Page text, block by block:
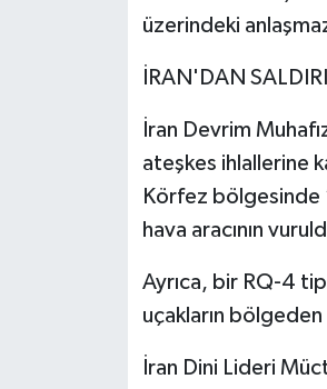
üzerindeki
İRAN'DAN
İran Devrim
ateşkes ihlallerine
Körfez bölgesinde
hava aracının
Ayrıca, bir RQ-4
uçakların
İran Dini Lideri